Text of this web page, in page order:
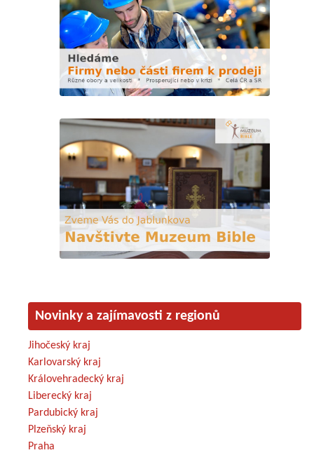
Novinky a zajímavosti z regionů
Jihočeský kraj
Karlovarský kraj
Královehradecký kraj
Liberecký kraj
Pardubický kraj
Plzeňský kraj
Praha